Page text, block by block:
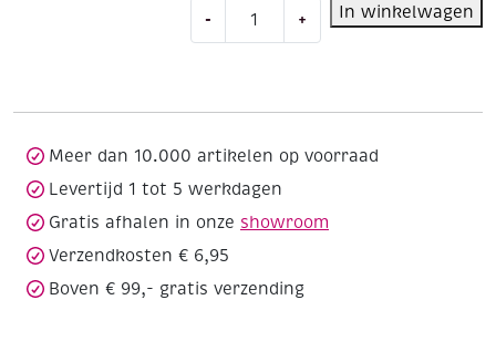
-
aluminium,
a
aantal
+ In winkelwagen
Meer dan 10.000 artikelen op voorraad
Levertijd 1 tot 5 werkdagen
Gratis afhalen in onze showroom
Verzendkosten € 6,95
Boven € 99,- gratis verzending